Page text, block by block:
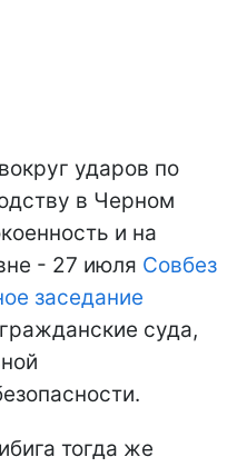
ударов по
в Черном
и на
- 27 июля Совбез
заседание
суда,
тогда же